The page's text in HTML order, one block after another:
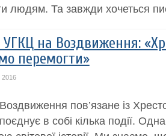
людям. Та завжди хочеться
УГКЦ на Воздвиження:
перемогти»
2016
пов’язане із
в собі кілька події.